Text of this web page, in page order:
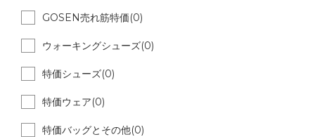
GOSEN売れ筋特価(0)
ウォーキングシューズ(0)
特価シューズ(0)
特価ウェア(0)
特価バッグとその他(0)